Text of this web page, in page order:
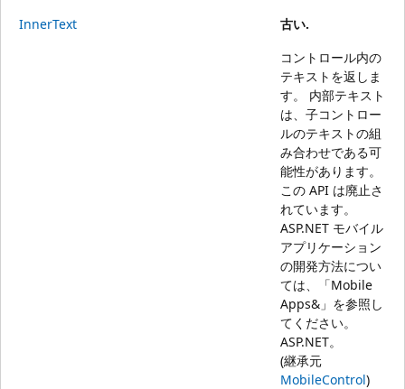
InnerText
古い.
コントロール内の
テキストを返しま
す。 内部テキスト
は、子コントロー
ルのテキストの組
み合わせである可
能性があります。
この API は廃止さ
れています。
ASP.NET モバイル
アプリケーション
の開発方法につい
ては、「Mobile
Apps&」を参照し
てください。
ASP.NET。
(継承元
MobileControl)